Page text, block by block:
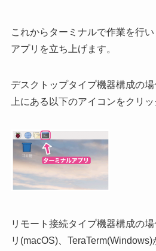
これからターミナルで作業を行
アプリを立ち上げます。
デスクトップタイプ機器構成の
上にある以下のアイコンをクリッ
リモート接続タイプ機器構成の
リ(macOS)、